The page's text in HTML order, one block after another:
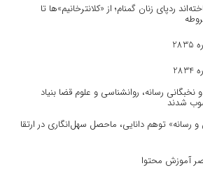
ردپای زنان گمنام؛ از «کلانترخانیم»ها تا
رسانه، روانشناسی و علوم قضا بنیاد
شدند
رسانه» توهم دانایی، ماحصل سهل‌انگاری در ارتقا
آموزش محتوا